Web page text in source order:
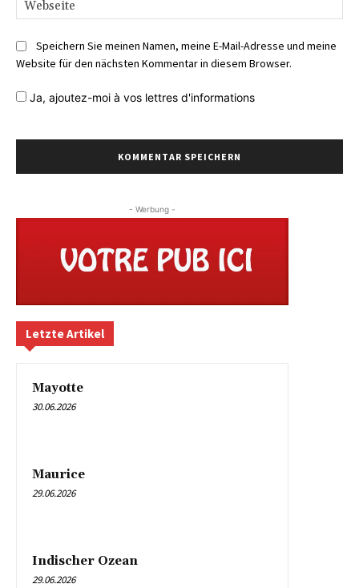
Speichern Sie meinen Namen, meine E-Mail-Adresse und meine
Website für den nächsten Kommentar in diesem Browser.
Ja, ajoutez-moi à vos lettres d'informations
- Werbung -
Letzte Artikel
Mayotte
30.06.2026
Maurice
29.06.2026
Indischer Ozean
29.06.2026